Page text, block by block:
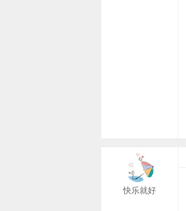
快乐就好